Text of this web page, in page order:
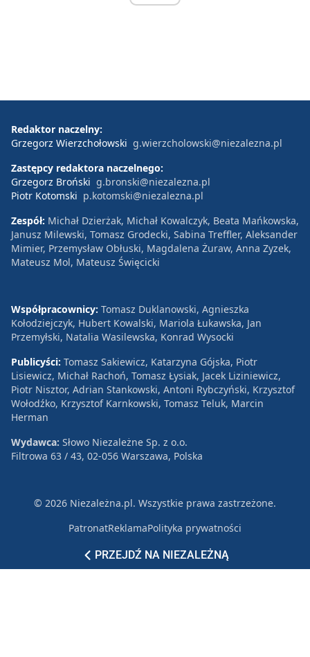
PRZEJDŹ NA NIEZALEŻNĄ
Redaktor naczelny:
Grzegorz Wierzchołowski g.wierzcholowski@niezalezna.pl
Zastępcy redaktora naczelnego:
Grzegorz Broński g.bronski@niezalezna.pl
Piotr Kotomski p.kotomski@niezalezna.pl
Zespół: Michał Dzierżak, Michał Kowalczyk, Beata Mańkowska,
Janusz Milewski, Tomasz Grodecki, Sabina Treffler, Aleksander
Mimier, Przemysław Obłuski, Magdalena Żuraw, Anna Zyzek,
Mateusz Mol, Mateusz Święcicki
Współpracownicy: Tomasz Duklanowski, Agnieszka
Kołodziejczyk, Hubert Kowalski, Mariola Łukawska, Jan
Przemyłski, Natalia Wasilewska, Konrad Wysocki
Publicyści: Tomasz Sakiewicz, Katarzyna Gójska, Piotr
Lisiewicz, Michał Rachoń, Tomasz Łysiak, Jacek Liziniewicz,
Piotr Nisztor, Adrian Stankowski, Antoni Rybczyński, Krzysztof
Wołodźko, Krzysztof Karnkowski, Tomasz Teluk, Marcin
Herman
Wydawca: Słowo Niezależne Sp. z o.o.
Filtrowa 63 / 43, 02-056 Warszawa, Polska
© 2026 Niezależna.pl. Wszystkie prawa zastrzeżone.
PatronatReklamaPolityka prywatności